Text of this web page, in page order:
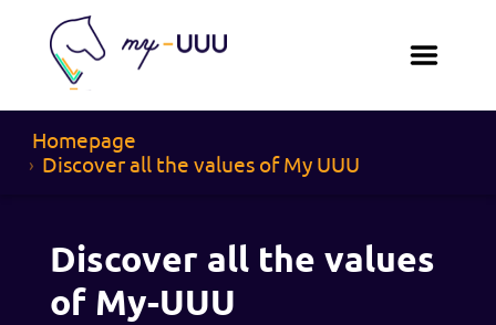
Homepage
Discover all the values ​​of My UUU
Discover all the values ​​
of My-UUU